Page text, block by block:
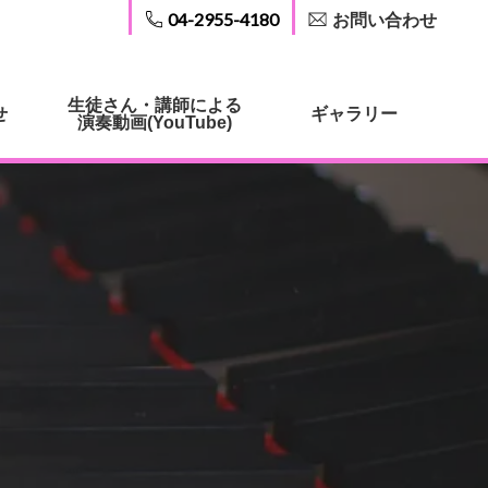
生徒さん・講師による
演奏動画(YouTube)
ギャラリー
04-2955-4180 お問い合わせ